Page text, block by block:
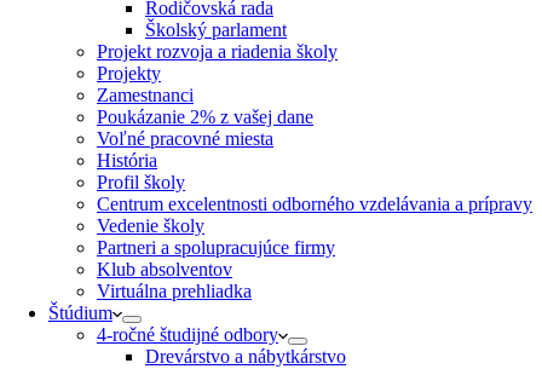
Rodičovská rada
Školský parlament
Projekt rozvoja a riadenia školy
Projekty
Zamestnanci
Poukázanie 2% z vašej dane
Voľné pracovné miesta
História
Profil školy
Centrum excelentnosti odborného vzdelávania a prípravy
Vedenie školy
Partneri a spolupracujúce firmy
Klub absolventov
Virtuálna prehliadka
Štúdium
4-ročné študijné odbory
Drevárstvo a nábytkárstvo